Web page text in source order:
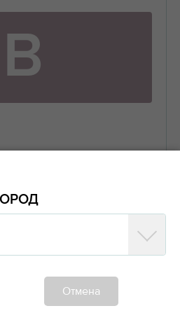
В
назад
3 тонны Борт 5 тонн
Отмена